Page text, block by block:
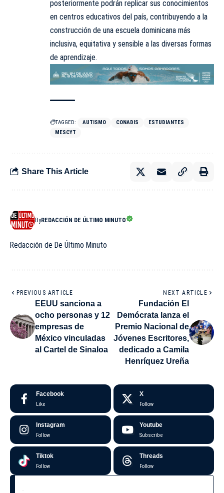
posteriormente podrán replicar sus conocimientos
en centros educativos del país, contribuyendo a la
construcción de una escuela dominicana más
inclusiva, equitativa y sensible a las diversas formas
de aprendizaje.
TAGGED: AUTISMO CONADIS
ESTUDIANTES
MESCYT
Share This Article
ByREDACCIÓN DE ÚLTIMO MINUTO
Redacción de De Último Minuto
PREVIOUS ARTICLE
EEUU sanciona a
ocho personas y 12
empresas de
México vinculadas
al Cartel de Sinaloa
NEXT ARTICLE
Fundación El
Demócrata lanza el
Premio Nacional de
Jóvenes Escritores,
dedicado a Camila
Henríquez Ureña
Facebook
Like
X
Follow
Instagram
Follow
Youtube
Subscribe
Tiktok
Follow
Threads
Follow